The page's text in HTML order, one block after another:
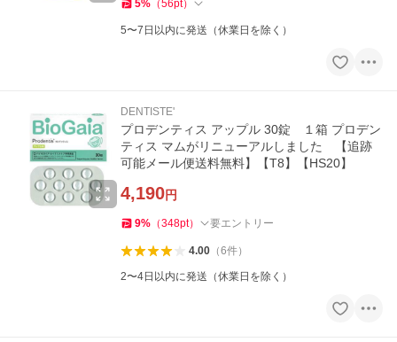
5% （56pt）
5〜7日以内に発送（休業日を除く）
DENTISTE'
プロデンティス アップル 30錠 １箱 プロデン
ティス マムがリニューアルしました 【追跡
可能メール便送料無料】【T8】【HS20】
4,190円
9% （348pt） 要エントリー
4.00（6件）
2〜4日以内に発送（休業日を除く）